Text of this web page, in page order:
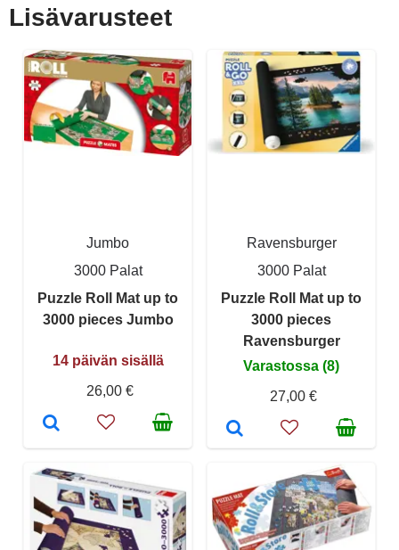
Lisävarusteet
Jumbo
3000 Palat
Puzzle Roll Mat up to
3000 pieces Jumbo
14 päivän sisällä
26,00 €
Ravensburger
3000 Palat
Puzzle Roll Mat up to
3000 pieces
Ravensburger
Varastossa (8)
27,00 €